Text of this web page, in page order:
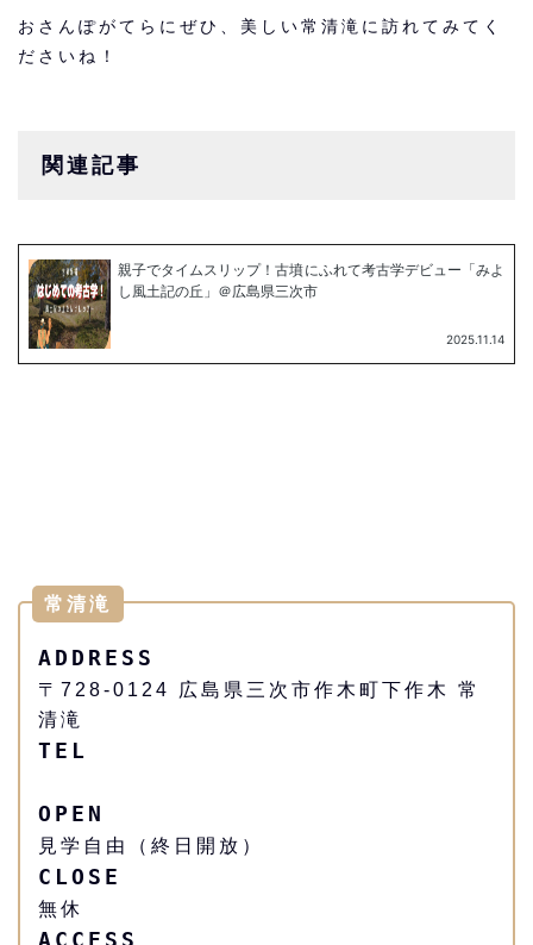
おさんぽがてらにぜひ、美しい常清滝に訪れてみてく
ださいね！
関連記事
常清滝
ADDRESS
〒728-0124 広島県三次市作木町下作木 常
清滝
TEL
OPEN
見学自由（終日開放）
CLOSE
無休
ACCESS